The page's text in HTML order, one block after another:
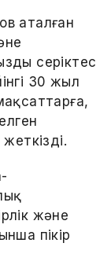
аталған
серіктес
30 жыл
және
пікір